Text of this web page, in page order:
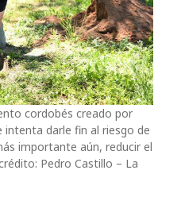
cordobés creado por
intenta darle fin al riesgo de
importante aún, reducir el
Pedro Castillo – La